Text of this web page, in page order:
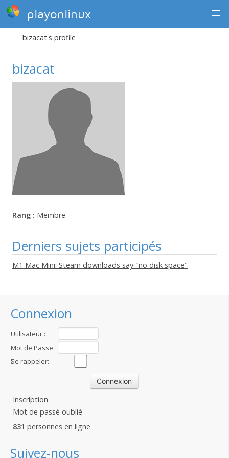
playonlinux
Connexion
Utilisateur :
Mot de Passe
:Se rappeler:
Inscription
Mot de passé oublié
831 personnes en ligne
Suivez-nous
bizacat's profile
bizacat
Rang : Membre
Derniers sujets participés
M1 Mac Mini: Steam downloads say "no disk space"